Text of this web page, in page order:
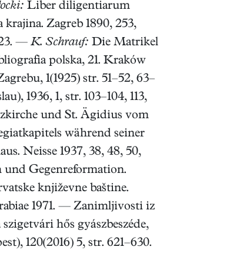
Liber diligentiarum
Zagreb 1890, 253,
— K. Schrauf: Die Matrikel
polska, 21. Kraków
1(1925) str. 51–52, 63–
1936, 1, str. 103–104, 113,
und St. Ägidius vom
während seiner
Neisse 1937, 38, 48, 50,
Gegenreformation.
književne baštine.
1971. — Zanimljivosti iz
hős gyászbeszéde,
120(2016) 5, str. 621–630.